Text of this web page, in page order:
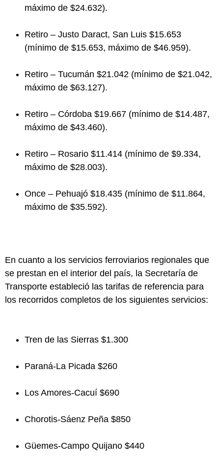
máximo de $24.632).
Retiro – Justo Daract, San Luis $15.653
(mínimo de $15.653, máximo de $46.959).
Retiro – Tucumán $21.042 (mínimo de $21.042,
máximo de $63.127).
Retiro – Córdoba $19.667 (mínimo de $14.487,
máximo de $43.460).
Retiro – Rosario $11.414 (mínimo de $9.334,
máximo de $28.003).
Once – Pehuajó $18.435 (mínimo de $11.864,
máximo de $35.592).
En cuanto a los servicios ferroviarios regionales que
se prestan en el interior del país, la Secretaría de
Transporte estableció las tarifas de referencia para
los recorridos completos de los siguientes servicios:
Tren de las Sierras $1.300
Paraná-La Picada $260
Los Amores-Cacuí $690
Chorotis-Sáenz Peña $850
Güemes-Campo Quijano $440